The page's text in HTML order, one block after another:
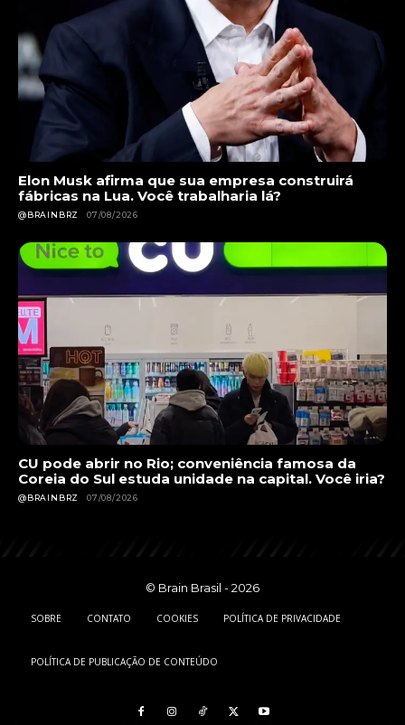
Elon Musk afirma que sua empresa construirá
fábricas na Lua. Você trabalharia lá?
@BRAINBRZ 07/08/2026
CU pode abrir no Rio; conveniência famosa da
Coreia do Sul estuda unidade na capital. Você iria?
@BRAINBRZ 07/08/2026
© Brain Brasil - 2026
SOBRE CONTATO COOKIES POLÍTICA DE PRIVACIDADE
POLÍTICA DE PUBLICAÇÃO DE CONTEÚDO